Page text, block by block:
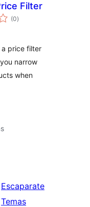
Filter
(0valoraciones
en
)
a price filter
narrow
when
Escaparate
Temas